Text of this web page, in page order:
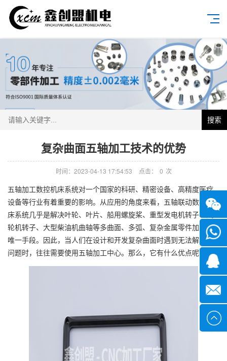
搜索
复杂曲面五轴加工技术的优势
时间：2023-04-13 17:54:53 点击： 0 次
五轴加工数控机床系统对一个国家的科研、精密设备、高精度医疗
设备等行业有着重要的影响。从应用的角度来看，五轴联动数控机
床系统几乎是解决叶轮、叶片、船用螺旋桨、重型发电机转子、汽
轮机转子、大型柴油机曲轴等多曲面、多弧、复杂金属零件加工的
唯一手段。因此，当人们在设计和开发复杂曲面时遇到无法解决的
问题时，往往需要使用五轴加工中心。那么，它有什么优点呢？
微信